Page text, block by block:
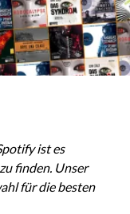
ist es
finden. Unser
für die besten